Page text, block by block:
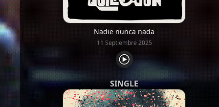
Nadie nunca nada
11 Septiembre 2025
SINGLE